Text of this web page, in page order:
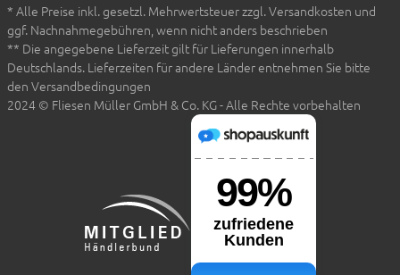
* Alle Preise inkl. gesetzl. Mehrwertsteuer zzgl. Versandkosten und
ggf. Nachnahmegebühren, wenn nicht anders beschrieben
** Die angegebene Lieferzeit gilt für Lieferungen innerhalb
Deutschlands. Lieferzeiten für andere Länder entnehmen Sie bitte
den Versandbedingungen
2024 © Fliesen Müller GmbH & Co. KG - Alle Rechte vorbehalten